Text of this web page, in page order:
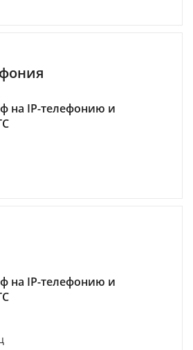
на IP-телефонию и
на IP-телефонию и